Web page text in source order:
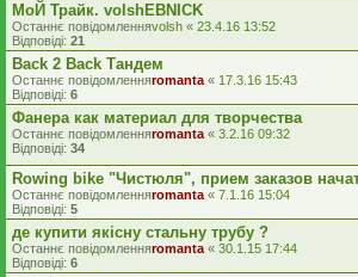
МоЙ Трайк. volshEBNICK
Останнє повідомленняvolsh « 23.4.16 13:52
Відповіді: 21
Back 2 Back Тандем
Останнє повідомленняromanta « 17.3.16 15:43
Відповіді: 6
Фанера как материал для творчества
Останнє повідомленняromanta « 3.2.16 09:32
Відповіді: 34
Rowing bike "Чистюля", прием заказов
Останнє повідомленняromanta « 7.1.16 15:04
Відповіді: 5
де купити якісну стальну трубу ?
Останнє повідомленняromanta « 30.1.15 17:44
Відповіді: 6